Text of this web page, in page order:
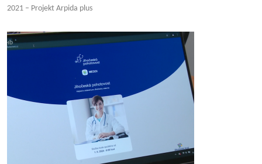
2021 – Projekt Arpida plus